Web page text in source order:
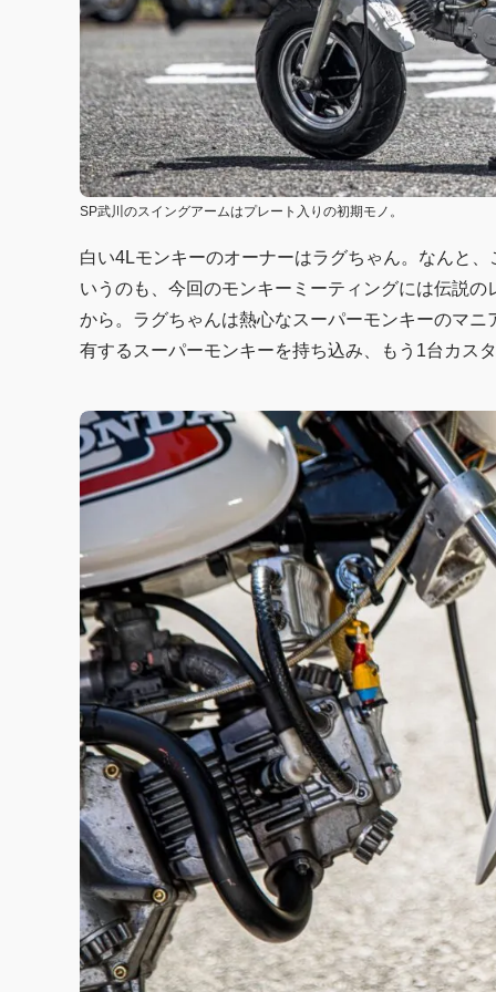
SP武川のスイングアームはプレート入りの初期モノ。
白い4Lモンキーのオーナーはラグちゃん。なんと
いうのも、今回のモンキーミーティングには伝説
から。ラグちゃんは熱心なスーパーモンキーのマ
有するスーパーモンキーを持ち込み、もう1台カス